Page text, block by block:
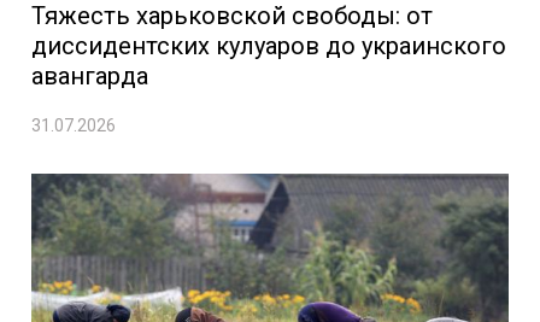
Тяжесть харьковской свободы: от
диссидентских кулуаров до украинского
авангарда
31.07.2026